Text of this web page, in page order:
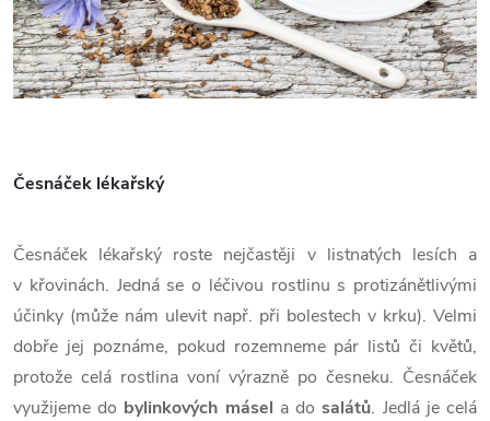
Česnáček lékařský
Česnáček lékařský roste nejčastěji v listnatých lesích a
v křovinách. Jedná se o léčivou rostlinu s protizánětlivými
účinky (může nám ulevit např. při bolestech v krku). Velmi
dobře jej poznáme, pokud rozemneme pár listů či květů,
protože celá rostlina voní výrazně po česneku. Česnáček
využijeme do bylinkových másel a dosalátů. Jedlá je celá